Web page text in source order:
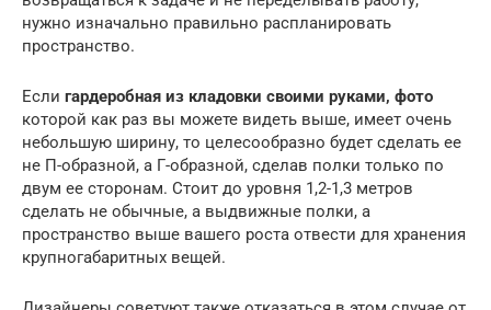
нужно изначально правильно распланировать
пространство.
Если гардеробная из кладовки своими руками, фото
которой как раз вы можете видеть выше, имеет очень
небольшую ширину, то целесообразно будет сделать ее
не П-образной, а Г-образной, сделав полки только по
двум ее сторонам. Стоит до уровня 1,2-1,3 метров
сделать не обычные, а выдвижные полки, а
пространство выше вашего роста отвести для хранения
крупногабаритных вещей.